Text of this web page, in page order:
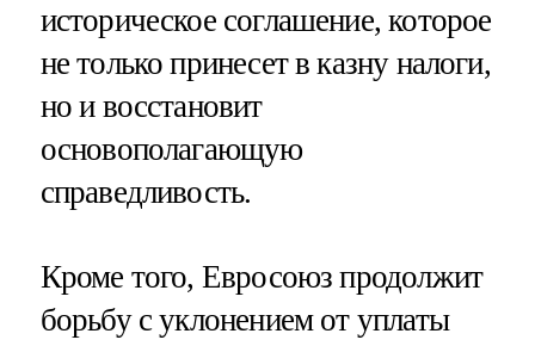
историческое соглашение, которое
не только принесет в казну налоги,
но и восстановит
основополагающую
справедливость.
Кроме того, Евросоюз продолжит
борьбу с уклонением от уплаты